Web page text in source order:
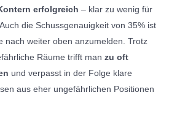
erfolgreich – klar zu wenig für
die Schussgenauigkeit von 35% ist
nach weiter oben anzumelden. Trotz
Räume trifft man zu oft
und verpasst in der Folge klare
aus eher ungefährlichen Positionen